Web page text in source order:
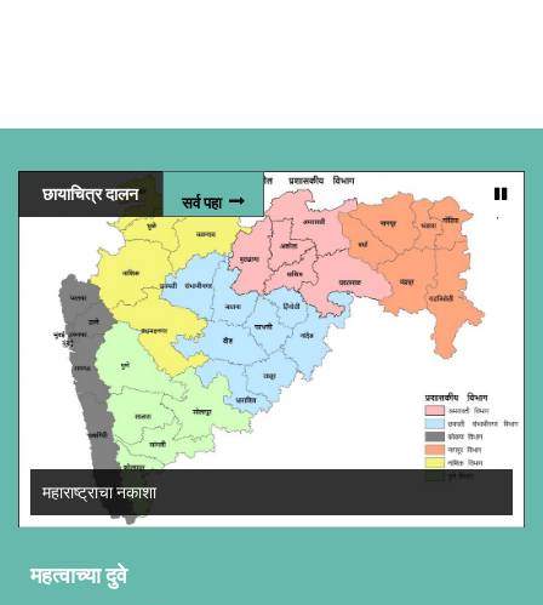
छायाचित्र दालन सर्व पहा
महाराष्ट्राचा नकाशा
महत्वाच्या दुवे